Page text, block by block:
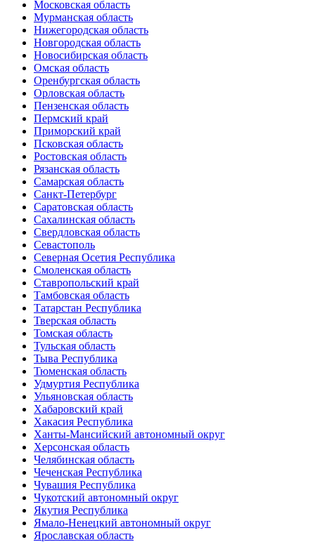
Московская область
Мурманская область
Нижегородская область
Новгородская область
Новосибирская область
Омская область
Оренбургская область
Орловская область
Пензенская область
Пермский край
Приморский край
Псковская область
Ростовская область
Рязанская область
Самарская область
Санкт-Петербург
Саратовская область
Сахалинская область
Свердловская область
Севастополь
Северная Осетия Республика
Смоленская область
Ставропольский край
Тамбовская область
Татарстан Республика
Тверская область
Томская область
Тульская область
Тыва Республика
Тюменская область
Удмуртия Республика
Ульяновская область
Хабаровский край
Хакасия Республика
Ханты-Мансийский автономный округ
Херсонская область
Челябинская область
Чеченская Республика
Чувашия Республика
Чукотский автономный округ
Якутия Республика
Ямало-Ненецкий автономный округ
Ярославская область